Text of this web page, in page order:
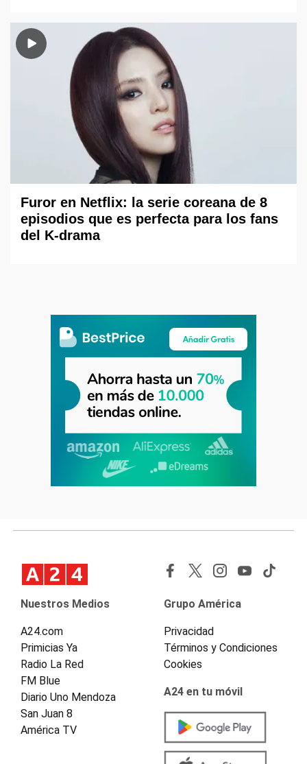
Furor en Netflix: la serie coreana de 8
episodios que es perfecta para los fans
del K-drama
Nuestros Medios
A24.com
Primicias Ya
Radio La Red
FM Blue
Diario Uno Mendoza
San Juan 8
América TV
Grupo América
Privacidad
Términos y Condiciones
Cookies
A24 en tu móvil